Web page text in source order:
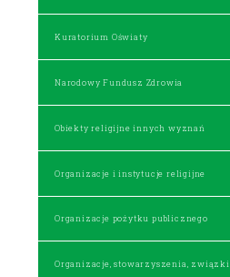
Kuratorium Oświaty
Narodowy Fundusz Zdrowia
Obiekty religijne innych wyznań
Organizacje i instytucje religijne
Organizacje pożytku publicznego
Organizacje, stowarzyszenia, związki